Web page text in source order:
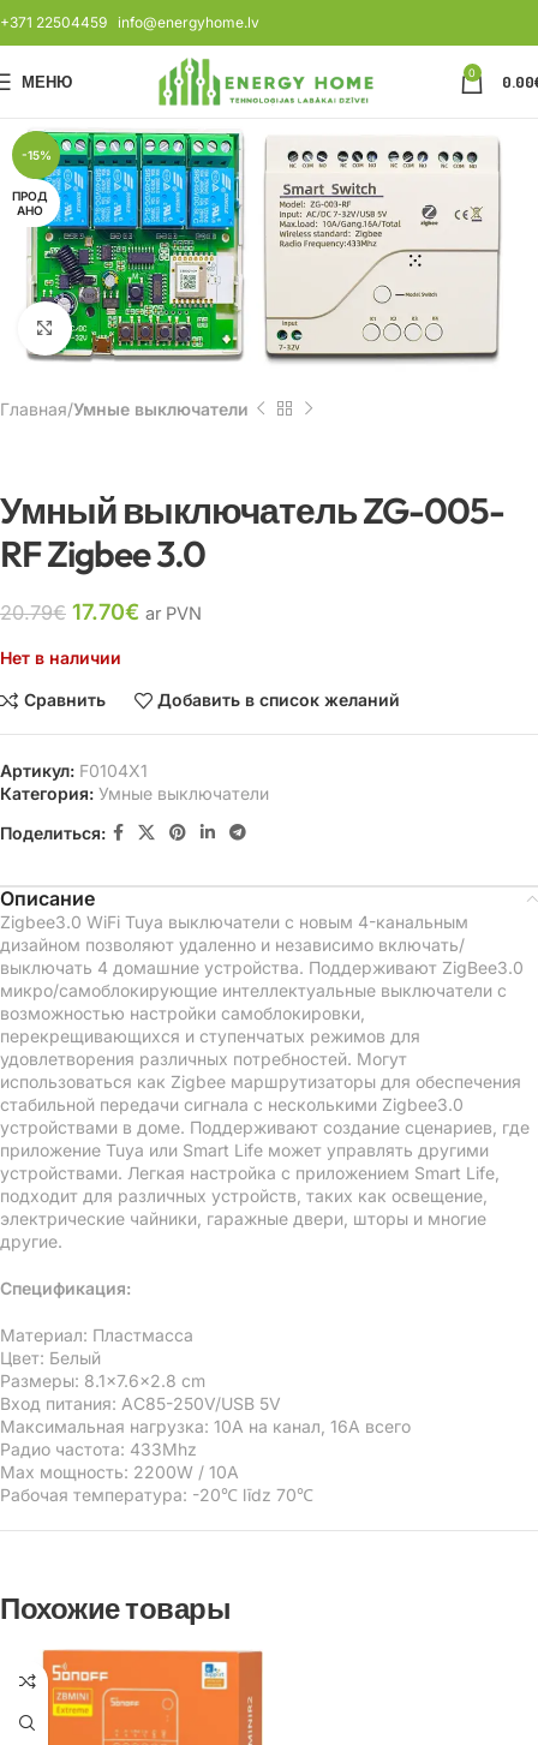
+371 22504459 info@energyhome.lv
МЕНЮ 0 0.00
-15%
ПРОД
АНО
Нажмите, чтобы увеличить
Главная Умные выключатели
Умный выключатель ZG-005-
RF Zigbee 3.0
20.79€ 17.70€ ar PVN
Нет в наличии
Сравнить Добавить в список желаний
Артикул: F0104X1
Категория: Умные выключатели
Поделиться:
Описание
Zigbee3.0 WiFi Tuya выключатели с новым 4-канальным
дизайном позволяют удаленно и независимо включать/
выключать 4 домашние устройства. Поддерживают ZigBee3.0
микро/самоблокирующие интеллектуальные выключатели с
возможностью настройки самоблокировки,
перекрещивающихся и ступенчатых режимов для
удовлетворения различных потребностей. Могут
использоваться как Zigbee маршрутизаторы для обеспечения
стабильной передачи сигнала с несколькими Zigbee3.0
устройствами в доме. Поддерживают создание сценариев, где
приложение Tuya или Smart Life может управлять другими
устройствами. Легкая настройка с приложением Smart Life,
подходит для различных устройств, таких как освещение,
электрические чайники, гаражные двери, шторы и многие
другие.
Спецификация:
Материал: Пластмасса
Цвет: Белый
Размеры: 8.1×7.6×2.8 cm
Вход питания: AC85-250V/USB 5V
Максимальная нагрузка: 10A на канал, 16A всего
Радио частота: 433Mhz
Мах мощность: 2200W / 10A
Рабочая температура: -20℃ līdz 70℃
Похожие товары